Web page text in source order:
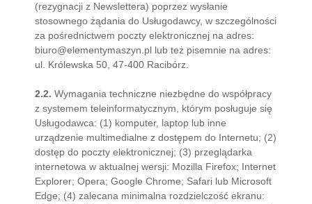
(rezygnacji z Newslettera) poprzez wysłanie
stosownego żądania do Usługodawcy, w szczególności
za pośrednictwem poczty elektronicznej na adres:
biuro@elementymaszyn.pl lub też pisemnie na adres:
ul. Królewska 50, 47-400 Racibórz.
2.2. Wymagania techniczne niezbędne do współpracy
z systemem teleinformatycznym, którym posługuje się
Usługodawca: (1) komputer, laptop lub inne
urządzenie multimedialne z dostępem do Internetu; (2)
dostęp do poczty elektronicznej; (3) przeglądarka
internetowa w aktualnej wersji: Mozilla Firefox; Internet
Explorer; Opera; Google Chrome; Safari lub Microsoft
Edge; (4) zalecana minimalna rozdzielczość ekranu: